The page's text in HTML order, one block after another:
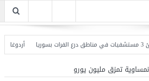
أردوغان
نمساوية تمزق مليون يورو